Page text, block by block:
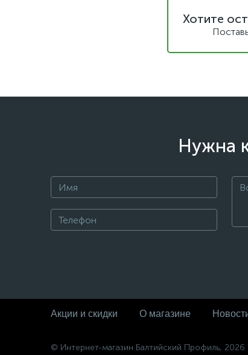
Хотите
Нужна
Акции и скидки О магазине
© Интернет-магазин Балтийский Профиль, 2026